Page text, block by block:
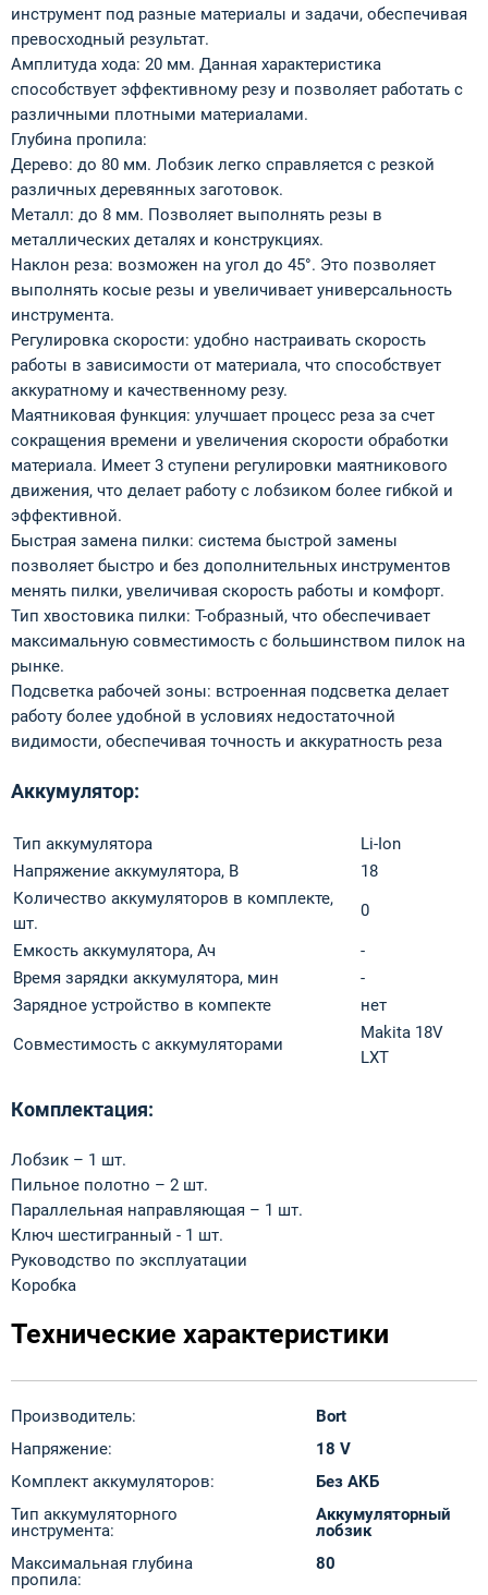
инструмент под разные материалы и задачи, обеспечивая
превосходный результат.
Амплитуда хода: 20 мм. Данная характеристика
способствует эффективному резу и позволяет работать с
различными плотными материалами.
Глубина пропила:
Дерево: до 80 мм. Лобзик легко справляется с резкой
различных деревянных заготовок.
Металл: до 8 мм. Позволяет выполнять резы в
металлических деталях и конструкциях.
Наклон реза: возможен на угол до 45°. Это позволяет
выполнять косые резы и увеличивает универсальность
инструмента.
Регулировка скорости: удобно настраивать скорость
работы в зависимости от материала, что способствует
аккуратному и качественному резу.
Маятниковая функция: улучшает процесс реза за счет
сокращения времени и увеличения скорости обработки
материала. Имеет 3 ступени регулировки маятникового
движения, что делает работу с лобзиком более гибкой и
эффективной.
Быстрая замена пилки: система быстрой замены
позволяет быстро и без дополнительных инструментов
менять пилки, увеличивая скорость работы и комфорт.
Тип хвостовика пилки: T-образный, что обеспечивает
максимальную совместимость с большинством пилок на
рынке.
Подсветка рабочей зоны: встроенная подсветка делает
работу более удобной в условиях недостаточной
видимости, обеспечивая точность и аккуратность реза
Аккумулятор:
Тип аккумулятора
Li-Ion
Напряжение аккумулятора, В
18
Количество аккумуляторов в комплекте,
шт.
0
Емкость аккумулятора, Ач
-
Время зарядки аккумулятора, мин
-
Зарядное устройство в компекте
нет
Совместимость с аккумуляторами
Makita 18V
LXT
Комплектация:
Лобзик – 1 шт.
Пильное полотно – 2 шт.
Параллельная направляющая – 1 шт.
Ключ шестигранный - 1 шт.
Руководство по эксплуатации
Коробка
Технические характеристики
Производитель:
Bort
Напряжение:
18 V
Комплект аккумуляторов:
Без АКБ
Тип аккумуляторного
инструмента:
Аккумуляторный
лобзик
Максимальная глубина
пропила:
80